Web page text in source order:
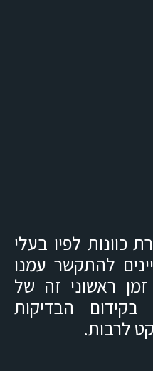
לפיו בעלי
להתקשר עמנו
ראשוני זה של
הבדיקות
לרבות.